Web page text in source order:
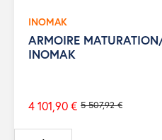
INOMAK
ARMOIRE
INOMAK
Prix
de
5 507,92 €
4 101,90 €